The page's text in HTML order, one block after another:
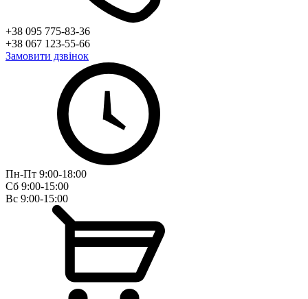
+38 095 775-83-36
+38 067 123-55-66
Замовити дзвінок
Пн-Пт 9:00-18:00
Сб 9:00-15:00
Вс 9:00-15:00